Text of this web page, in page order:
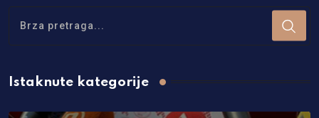
Istaknute kategorije